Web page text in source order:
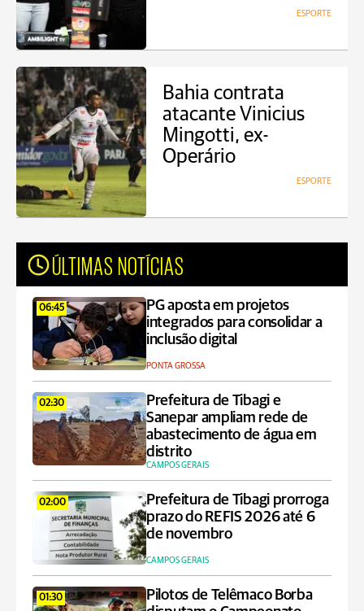
ESPORTE
Bahia contrata
atacante Vinicius
Mingotti, ex-
Operário
ESPORTE
ÚLTIMAS NOTÍCIAS
06:45
PG aposta em projetos
integrados para consolidar a
inclusão digital
PONTA GROSSA
02:30
Prefeitura de Tibagi e
Sanepar ampliam rede de
abastecimento de água em
distrito
CAMPOS GERAIS
02:00
Prefeitura de Tibagi prorroga
prazo do REFIS 2026 até 6
de novembro
CAMPOS GERAIS
01:30
Pilotos de Telêmaco Borba